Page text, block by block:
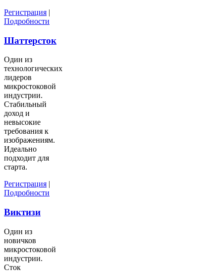
Регистрация |
Подробности
Шаттерсток
Один из
технологических
лидеров
микростоковой
индустрии.
Стабильный
доход и
невысокие
требования к
изображениям.
Идеально
подходит для
старта.
Регистрация |
Подробности
Виктизи
Один из
новичков
микростоковой
индустрии.
Сток